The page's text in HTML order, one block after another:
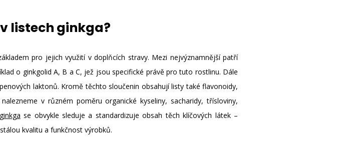
listech ginkga?
pro jejich využití v doplňcích stravy. Mezi nejvýznamnější patří
o ginkgolid A, B a C, jež jsou specifické právě pro tuto rostlinu. Dále
laktonů. Kromě těchto sloučenin obsahují listy také flavonoidy,
v různém poměru organické kyseliny, sacharidy, třísloviny,
ginkga se obvykle sleduje a standardizuje obsah těch klíčových látek –
kvalitu a funkčnost výrobků.